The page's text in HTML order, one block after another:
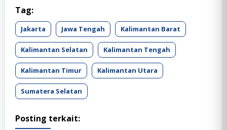
Tag:
Jakarta Jawa Tengah Kalimantan Barat
Kalimantan Selatan Kalimantan Tengah
Kalimantan Timur Kalimantan Utara
Sumatera Selatan
Posting terkait: